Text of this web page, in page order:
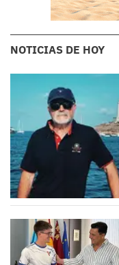
NOTICIAS DE HOY